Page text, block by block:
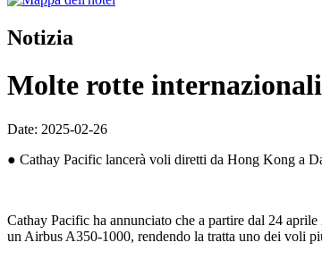
Notizia
Molte rotte internazionali
Date: 2025-02-26
● Cathay Pacific lancerà voli diretti da Hong Kong a
Cathay Pacific ha annunciato che a partire dal 24
un Airbus A350-1000, rendendo la tratta uno dei voli